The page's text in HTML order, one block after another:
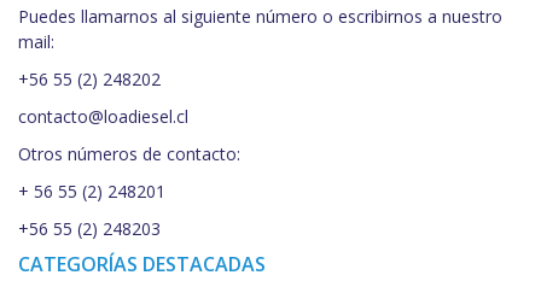
Puedes llamarnos al siguiente número o escribirnos a nuestro
mail:
+56 55 (2) 248202
contacto@loadiesel.cl
Otros números de contacto:
+ 56 55 (2) 248201
+56 55 (2) 248203
CATEGORÍAS DESTACADAS